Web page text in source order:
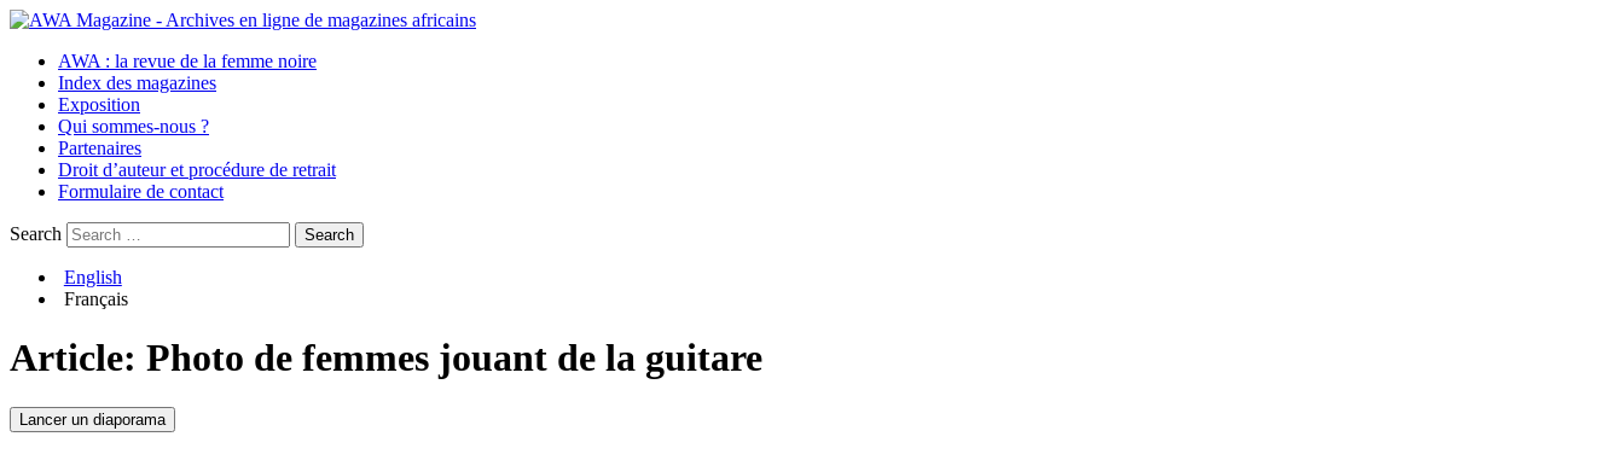
AWA : la revue de la femme noire
Index des magazines
Exposition
Qui sommes-nous ?
Partenaires
Droit d’auteur et procédure de retrait
Formulaire de contact
Search
English
Français
Article: Photo de femmes jouant de la guitare
Lancer un diaporama